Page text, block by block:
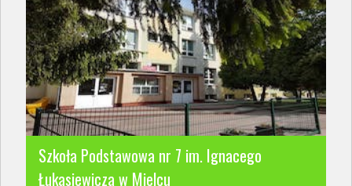
Szkoła Podstawowa nr 7 im. Ignacego
Łukasiewicza w Mielcu